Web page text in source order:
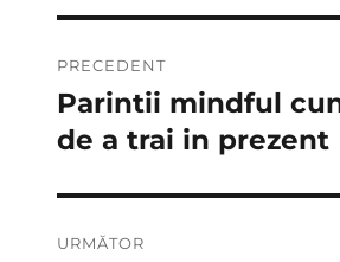
în
articole
PRECEDENT
Articolul
anterior:
Parintii mindful
de a trai in prezent
URMĂTOR